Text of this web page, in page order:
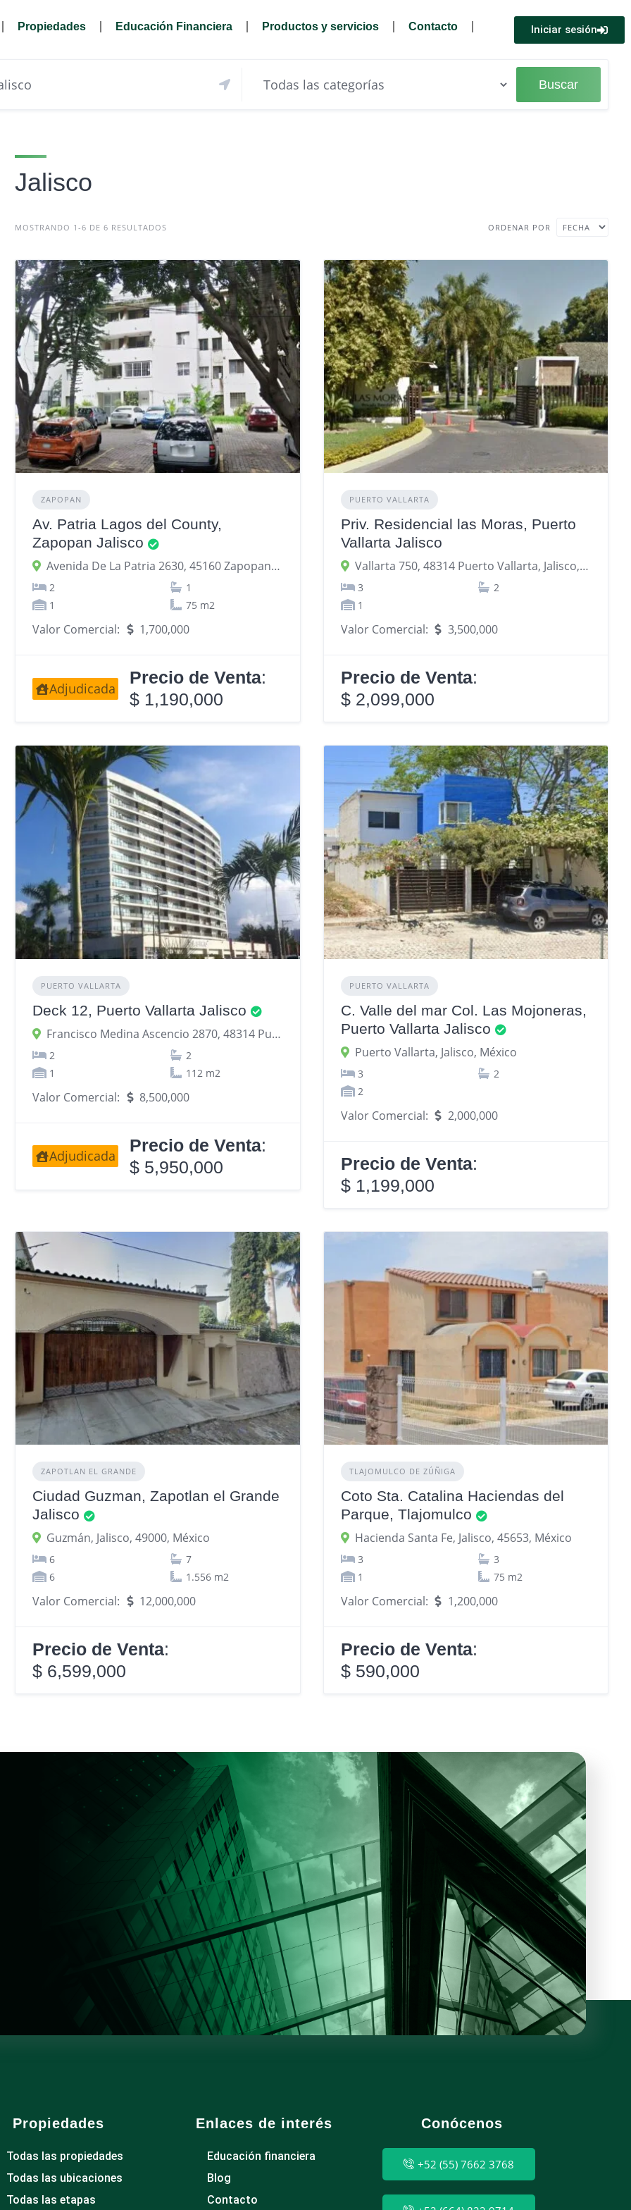
Propiedades Educación Financiera Productos y servicios Contacto Iniciar sesión
Buscar
Jalisco
MOSTRANDO 1-6 DE 6 RESULTADOS ORDENAR POR
ZAPOPAN
Av. Patria Lagos del County,
Zapopan Jalisco
Avenida De La Patria 2630, 45160 Zapopan, Jalisco, México
2
1
1
75 m2
Valor Comercial: 1,700,000
Adjudicada
Precio de Venta:
$ 1,190,000
PUERTO VALLARTA
Priv. Residencial las Moras, Puerto
Vallarta Jalisco
Vallarta 750, 48314 Puerto Vallarta, Jalisco, México
3
2
1
Valor Comercial: 3,500,000
Precio de Venta:
$ 2,099,000
PUERTO VALLARTA
Deck 12, Puerto Vallarta Jalisco
Francisco Medina Ascencio 2870, 48314 Puerto Vallarta, Jalisco, México
2
2
1
112 m2
Valor Comercial: 8,500,000
Adjudicada
Precio de Venta:
$ 5,950,000
PUERTO VALLARTA
C. Valle del mar Col. Las Mojoneras,
Puerto Vallarta Jalisco
Puerto Vallarta, Jalisco, México
3
2
2
Valor Comercial: 2,000,000
Precio de Venta:
$ 1,199,000
ZAPOTLAN EL GRANDE
Ciudad Guzman, Zapotlan el Grande
Jalisco
Guzmán, Jalisco, 49000, México
6
7
6
1.556 m2
Valor Comercial: 12,000,000
Precio de Venta:
$ 6,599,000
TLAJOMULCO DE ZÚÑIGA
Coto Sta. Catalina Haciendas del
Parque, Tlajomulco
Hacienda Santa Fe, Jalisco, 45653, México
3
3
1
75 m2
Valor Comercial: 1,200,000
Precio de Venta:
$ 590,000
Propiedades
Todas las propiedades
Todas las ubicaciones
Todas las etapas
Enlaces de interés
Educación financiera
Blog
Contacto
Conócenos
+52 (55) 7662 3768